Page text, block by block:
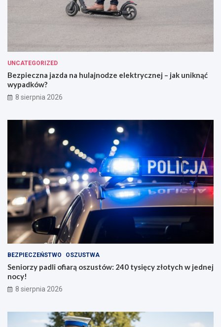
UNCATEGORIZED
Bezpieczna jazda na hulajnodze elektrycznej – jak uniknąć
wypadków?
8 sierpnia 2026
BEZPIECZEŃSTWO OSZUSTWA
Seniorzy padli ofiarą oszustów: 240 tysięcy złotych w jednej
nocy!
8 sierpnia 2026